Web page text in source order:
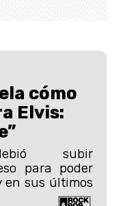
cómo
Elvis:
subir
para poder
en sus últimos